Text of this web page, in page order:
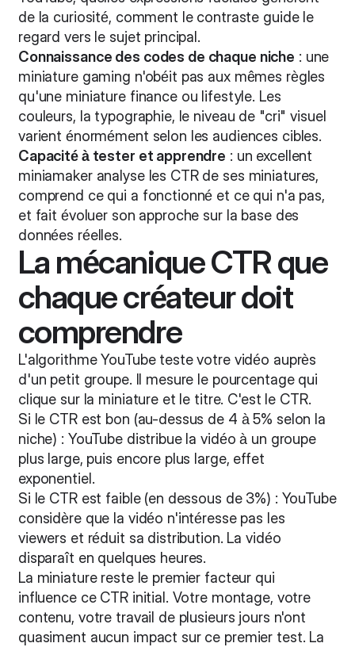
de la curiosité, comment le contraste guide le
regard vers le sujet principal.
Connaissance des codes de chaque niche : une
miniature gaming n'obéit pas aux mêmes règles
qu'une miniature finance ou lifestyle. Les
couleurs, la typographie, le niveau de "cri" visuel
varient énormément selon les audiences cibles.
Capacité à tester et apprendre : un excellent
miniamaker analyse les CTR de ses miniatures,
comprend ce qui a fonctionné et ce qui n'a pas,
et fait évoluer son approche sur la base des
données réelles.
La mécanique CTR que
chaque créateur doit
comprendre
L'algorithme YouTube teste votre vidéo auprès
d'un petit groupe. Il mesure le pourcentage qui
clique sur la miniature et le titre. C'est le CTR.
Si le CTR est bon (au-dessus de 4 à 5% selon la
niche) : YouTube distribue la vidéo à un groupe
plus large, puis encore plus large, effet
exponentiel.
Si le CTR est faible (en dessous de 3%) : YouTube
considère que la vidéo n'intéresse pas les
viewers et réduit sa distribution. La vidéo
disparaît en quelques heures.
La miniature reste le premier facteur qui
influence ce CTR initial. Votre montage, votre
contenu, votre travail de plusieurs jours n'ont
quasiment aucun impact sur ce premier test. La